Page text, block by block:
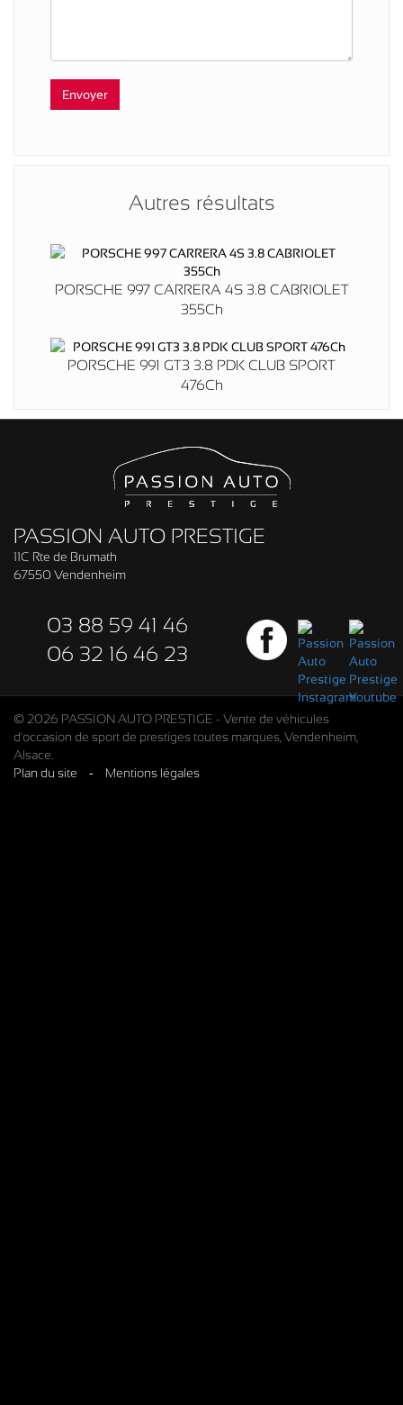
Autres résultats
PORSCHE 997 CARRERA 4S 3.8 CABRIOLET
355Ch
PORSCHE 991 GT3 3.8 PDK CLUB SPORT
476Ch
PASSION AUTO PRESTIGE
11C Rte de Brumath
67550 Vendenheim
03 88 59 41 46
06 32 16 46 23
© 2026 PASSION AUTO PRESTIGE - Vente de véhicules
d'occasion de sport de prestiges toutes marques, Vendenheim,
Alsace.
Plan du site
- Mentions légales